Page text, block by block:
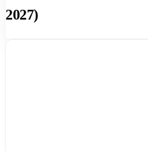
2027)